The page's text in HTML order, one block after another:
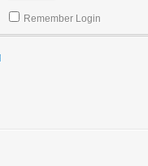
Remember Login